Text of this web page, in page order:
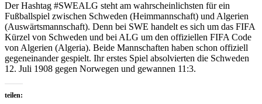
Der Hashtag #SWEALG steht am wahrscheinlichsten für ein
Fußballspiel zwischen Schweden (Heimmannschaft) und Algerien
(Auswärtsmannschaft). Denn bei SWE handelt es sich um das FIFA
Kürzel von Schweden und bei ALG um den offiziellen FIFA Code
von Algerien (Algeria). Beide Mannschaften haben schon offiziell
gegeneinander gespielt. Ihr erstes Spiel absolvierten die Schweden
12. Juli 1908 gegen Norwegen und gewannen 11:3.
teilen: